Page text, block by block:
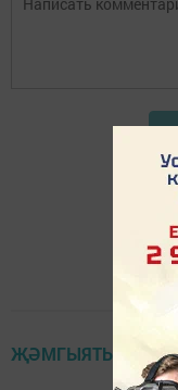
ҖӘМГЫЯТЬ